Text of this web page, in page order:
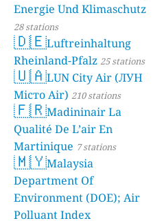
Energie Und Klimaschutz
28 stations
🇩🇪Luftreinhaltung
Rheinland-Pfalz 25 stations
🇺🇦LUN City Air (ЛУН
Місто Air) 210 stations
🇫🇷Madininair La
Qualité De L’air En
Martinique 7 stations
🇲🇾Malaysia
Department Of
Environment (DOE); Air
Polluant Index